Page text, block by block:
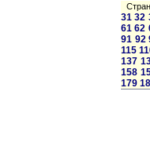
31 32
61 62
91 92
115
137
158
179